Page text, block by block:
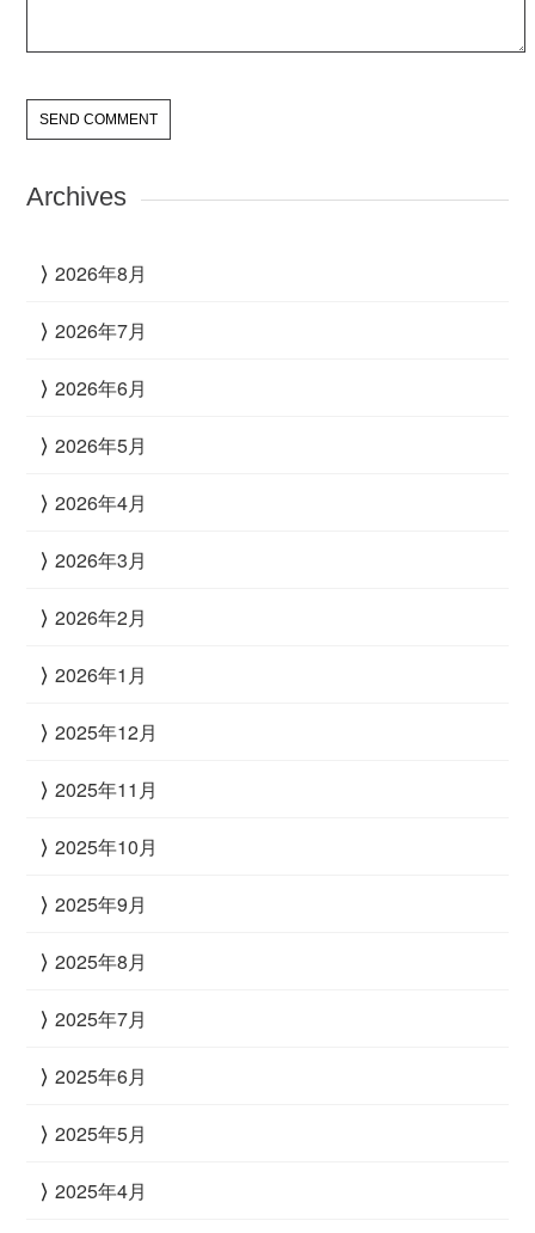
Archives
2026年8月
2026年7月
2026年6月
2026年5月
2026年4月
2026年3月
2026年2月
2026年1月
2025年12月
2025年11月
2025年10月
2025年9月
2025年8月
2025年7月
2025年6月
2025年5月
2025年4月